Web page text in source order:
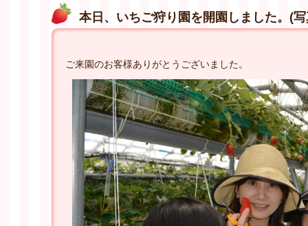
本日、いちご狩り園を開園しました。(
ご来園のお客様ありがとうございました。